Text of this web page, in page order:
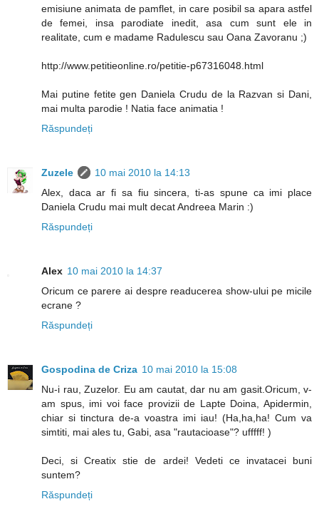
emisiune animata de pamflet, in care posibil sa apara astfel
de femei, insa parodiate inedit, asa cum sunt ele in
realitate, cum e madame Radulescu sau Oana Zavoranu ;)
http://www.petitieonline.ro/petitie-p67316048.html
Mai putine fetite gen Daniela Crudu de la Razvan si Dani,
mai multa parodie ! Natia face animatia !
Răspundeți
Zuzele
10 mai 2010 la 14:13
Alex, daca ar fi sa fiu sincera, ti-as spune ca imi place
Daniela Crudu mai mult decat Andreea Marin :)
Răspundeți
Alex 10 mai 2010 la 14:37
Oricum ce parere ai despre readucerea show-ului pe micile
ecrane ?
Răspundeți
Gospodina de Criza 10 mai 2010 la 15:08
Nu-i rau, Zuzelor. Eu am cautat, dar nu am gasit.Oricum, v-
am spus, imi voi face provizii de Lapte Doina, Apidermin,
chiar si tinctura de-a voastra imi iau! (Ha,ha,ha! Cum va
simtiti, mai ales tu, Gabi, asa "rautacioase"? ufffff! )
Deci, si Creatix stie de ardei! Vedeti ce invatacei buni
suntem?
Răspundeți